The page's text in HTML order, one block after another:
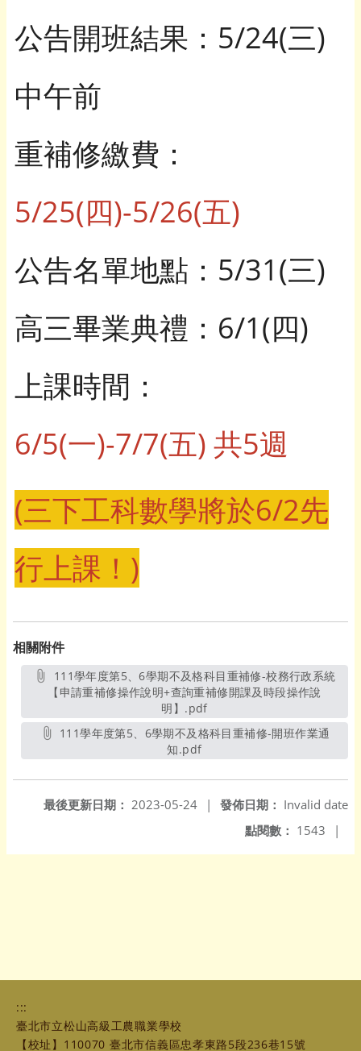
公告開班結果：5/24(三)
中午前
重補修繳費：
5/25(四)-5/26(五)
公告名單地點：5/31(三)
高三畢業典禮：6/1(四)
上課時間：
6/5(一)-7/7(五) 共5週
(三下工科數學將於6/2先
行上課！)
相關附件
【申請重補修操作說明+查詢重補修開課及時段操作說
明】.pdf另開新視窗
知.pdf另開新視窗
發佈日期： Invalid date
最後更新日期： 2023-05-24
|
點閱數： 1543 |
:::
臺北市立松山高級工農職業學校
【校址】110070 臺北市信義區忠孝東路5段236巷15號